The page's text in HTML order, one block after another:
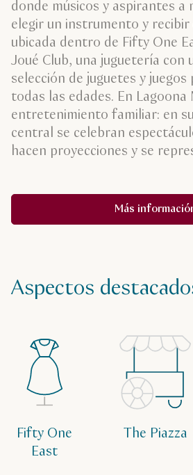
donde músicos y aspirantes a
elegir un instrumento y recibir
ubicada dentro de Fifty One
Joué Club, una juguetería con
selección de juguetes y
todas las edades. En
entretenimiento familiar: en
central se celebran
hacen proyecciones y se
Más
Aspectos
Fifty One
East
The Piazza